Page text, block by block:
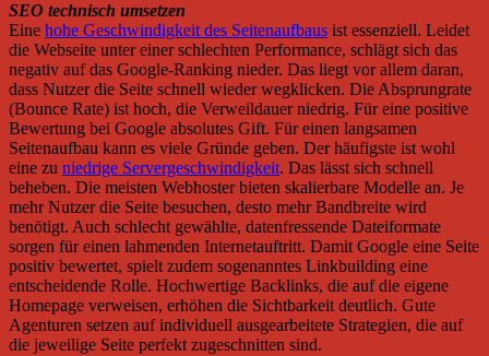
SEO technisch umsetzen
Eine hohe Geschwindigkeit des Seitenaufbaus ist essenziell. Leidet
die Webseite unter einer schlechten Performance, schlägt sich das
negativ auf das Google-Ranking nieder. Das liegt vor allem daran,
dass Nutzer die Seite schnell wieder wegklicken. Die Absprungrate
(Bounce Rate) ist hoch, die Verweildauer niedrig. Für eine positive
Bewertung bei Google absolutes Gift. Für einen langsamen
Seitenaufbau kann es viele Gründe geben. Der häufigste ist wohl
eine zu niedrige Servergeschwindigkeit. Das lässt sich schnell
beheben. Die meisten Webhoster bieten skalierbare Modelle an. Je
mehr Nutzer die Seite besuchen, desto mehr Bandbreite wird
benötigt. Auch schlecht gewählte, datenfressende Dateiformate
sorgen für einen lahmenden Internetauftritt. Damit Google eine Seite
positiv bewertet, spielt zudem sogenanntes Linkbuilding eine
entscheidende Rolle. Hochwertige Backlinks, die auf die eigene
Homepage verweisen, erhöhen die Sichtbarkeit deutlich. Gute
Agenturen setzen auf individuell ausgearbeitete Strategien, die auf
die jeweilige Seite perfekt zugeschnitten sind.